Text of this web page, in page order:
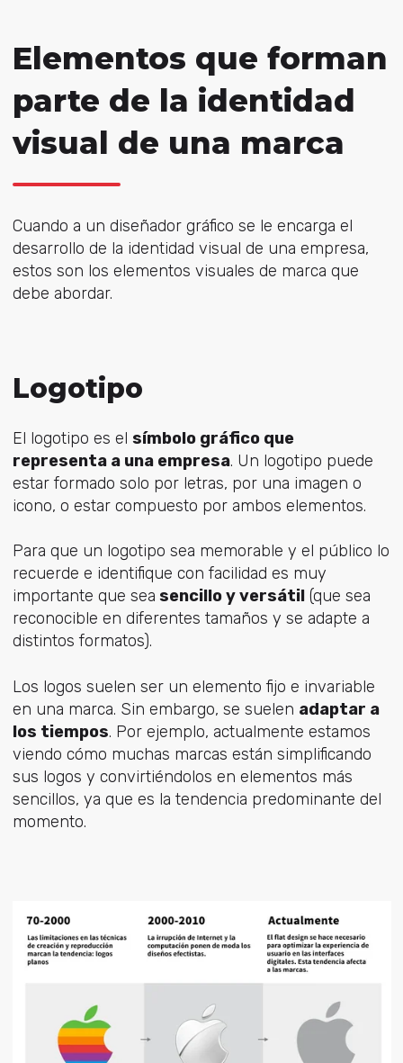
Elementos que forman
parte de la identidad
visual de una marca
Cuando a un diseñador gráfico se le encarga el
desarrollo de la identidad visual de una empresa,
estos son los elementos visuales de marca que
debe abordar.
Logotipo
El logotipo es el símbolo gráfico que
representa a una empresa. Un logotipo puede
estar formado solo por letras, por una imagen o
icono, o estar compuesto por ambos elementos.
Para que un logotipo sea memorable y el público lo
recuerde e identifique con facilidad es muy
importante que sea sencillo y versátil(que sea
reconocible en diferentes tamaños y se adapte a
distintos formatos).
Los logos suelen ser un elemento fijo e invariable
en una marca. Sin embargo, se suelen adaptar a
los tiempos. Por ejemplo, actualmente estamos
viendo cómo muchas marcas están simplificando
sus logos y convirtiéndolos en elementos más
sencillos, ya que es la tendencia predominante del
momento.